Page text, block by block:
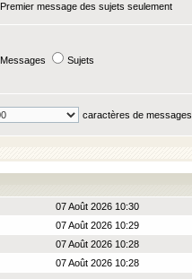
Premier message des sujets seulement
Messages Sujets
caractères de messages
07 Août 2026 10:30
07 Août 2026 10:29
07 Août 2026 10:28
07 Août 2026 10:28